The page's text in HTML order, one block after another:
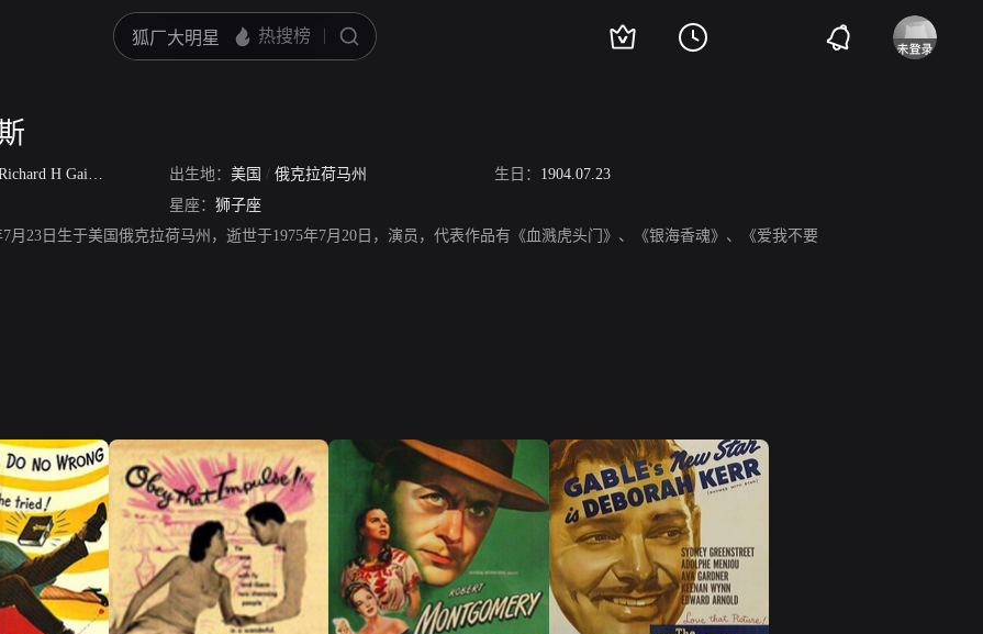
H Gaines 出生地： 美国 / 俄克拉荷马州 生日： 1904.07.23
星座： 狮子座
7月23日生于美国俄克拉荷马州，逝世于1975年7月20日，演员，代表作品有《血溅虎头门》、《银海香魂》、《爱我不要